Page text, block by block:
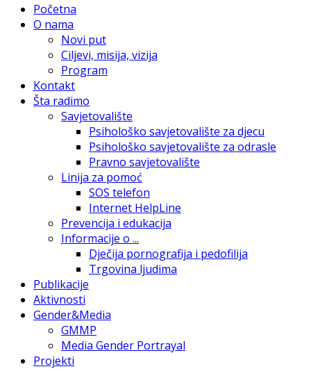
Početna
O nama
Novi put
Ciljevi, misija, vizija
Program
Kontakt
Šta radimo
Savjetovalište
Psihološko savjetovalište za djecu
Psihološko savjetovalište za odrasle
Pravno savjetovalište
Linija za pomoć
SOS telefon
Internet HelpLine
Prevencija i edukacija
Informacije o ...
Dječija pornografija i pedofilija
Trgovina ljudima
Publikacije
Aktivnosti
Gender&Media
GMMP
Media Gender Portrayal
Projekti